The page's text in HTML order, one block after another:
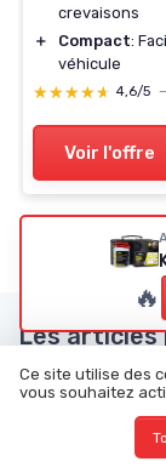
crevaisons
＋
Compact:
véhicule
★★★★★
★★★★★ 4,6/5
Voir l'offre
🔥
Les articles
Janvier 2024
Ce site utilise des
vous souhaitez